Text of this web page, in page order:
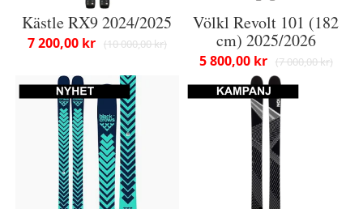
Kästle RX9 2024/2025
10 000,00 kr
7 200,00 kr
Völkl Revolt 101 (182
cm) 2025/2026
7 000,00 kr
5 800,00 kr